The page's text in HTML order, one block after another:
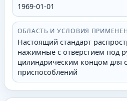
1969-01-01
ОБЛАСТЬ И УСЛОВИЯ
Настоящий стандарт
нажимные с отверстием под
цилиндрическим концом для
приспособлений